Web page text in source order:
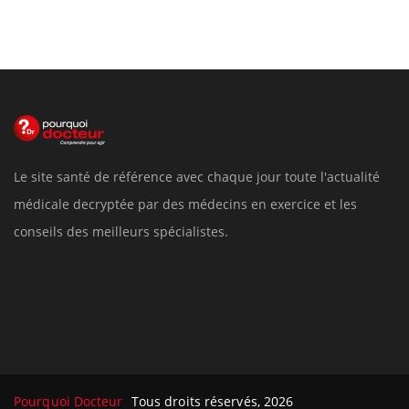
Le site santé de référence avec chaque jour toute l'actualité
médicale decryptée par des médecins en exercice et les
conseils des meilleurs spécialistes.
Pourquoi Docteur Tous droits réservés, 2026